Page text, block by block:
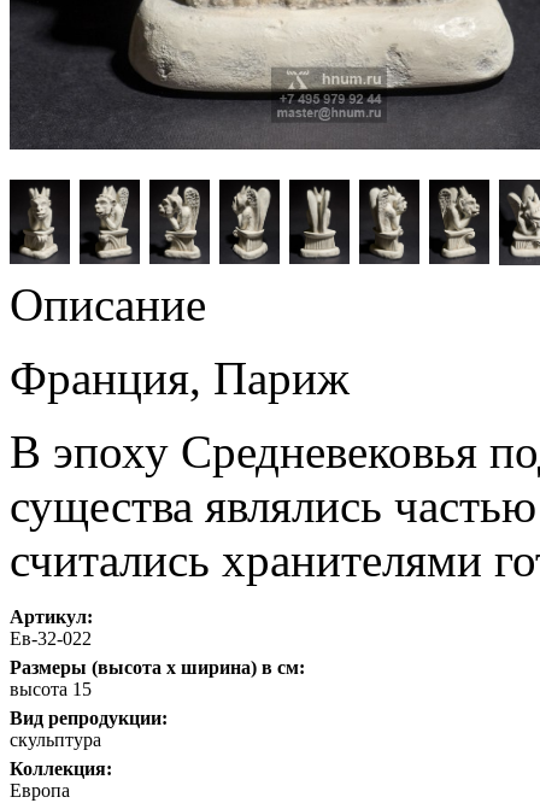
Описание
Франция, Париж
В эпоху Средневековья
существа являлись
считались хранителями
Артикул:
Ев-32-022
Размеры (высота х ширина) в см:
высота 15
Вид репродукции:
скульптура
Коллекция:
Европа